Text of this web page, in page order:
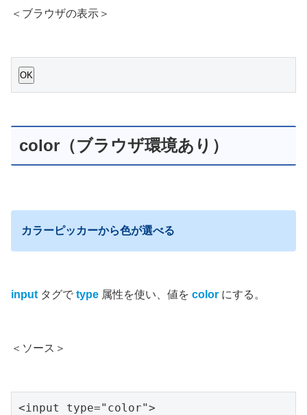
＜ブラウザの表示＞
OK
color（ブラウザ環境あり）
カラーピッカーから色が選べる
input タグで type 属性を使い、値を color にする。
＜ソース＞
<input type="color">